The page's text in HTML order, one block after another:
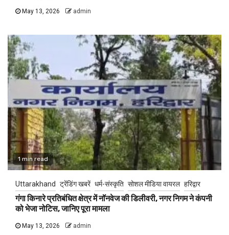
May 13, 2026 admin
1 min read
Uttarakhand ट्रेंडिंग खबरें धर्म-संस्कृति सोशल मीडिया वायरल हरिद्वार
गंगा किनारे प्रतिबंधित क्षेत्र में नॉनवेज की डिलीवरी, नगर निगम ने कंपनी
को भेजा नोटिस, जानिए पूरा मामला
May 13, 2026 admin